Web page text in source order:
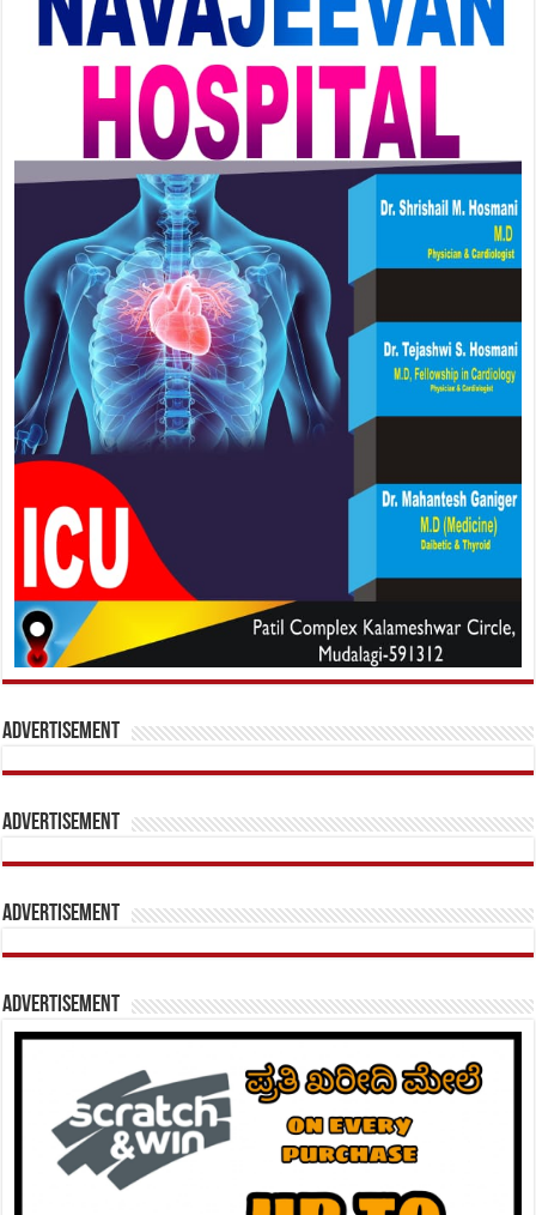
Advertisement
Advertisement
Advertisement
Advertisement